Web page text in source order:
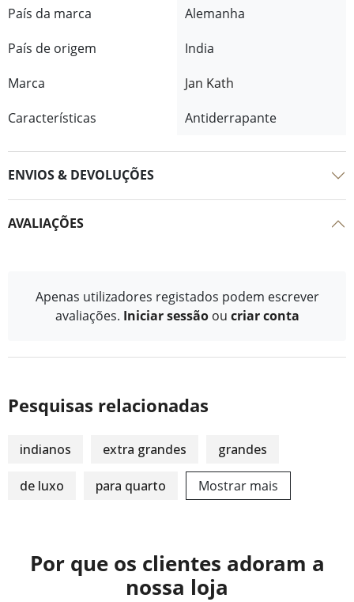
País da marca
Alemanha
País de origem
India
Marca
Jan Kath
Características
Antiderrapante
ENVIOS & DEVOLUÇÕES
AVALIAÇÕES
Apenas utilizadores registados podem escrever
avaliações. Iniciar sessão ou criar conta
Pesquisas relacionadas
indianos extra grandes grandes
de luxo para quarto Mostrar mais
Por que os clientes adoram a
nossa loja